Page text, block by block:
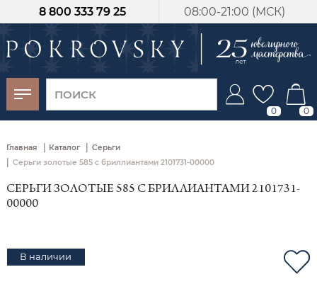
08:00-21:00 (МСК)
8 800 333 79 25
0 0
Главная | Каталог | Серьги
| Серьги золотые 585 с бриллиантами 2101731-00000
СЕРЬГИ ЗОЛОТЫЕ 585 С БРИЛЛИАНТАМИ 2101731-
00000
В наличии
-30%
от 15 дней с
момента оплаты